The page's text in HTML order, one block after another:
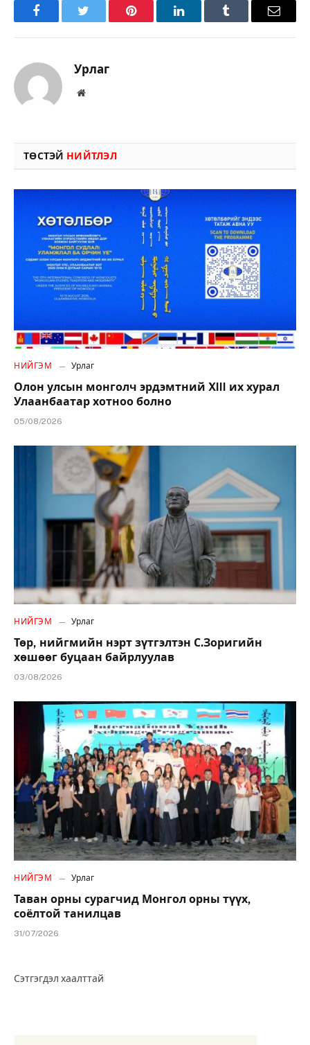
FacebookTwitter Pinterest LinkedInTumblr Имэйл
Урлаг
Вэбсайт
ТӨСТЭЙ НИЙТЛЭЛ
НИЙГЭМ Урлаг
Олон улсын монголч эрдэмтний XIII их хурал
Улаанбаатар хотноо болно
05/08/2026
НИЙГЭМ Урлаг
Төр, нийгмийн нэрт зүтгэлтэн С.Зоригийн
хөшөөг буцаан байрлуулав
03/08/2026
НИЙГЭМ Урлаг
Таван орны сурагчид Монгол орны түүх,
соёлтой танилцав
31/07/2026
Сэтгэгдэл хаалттай